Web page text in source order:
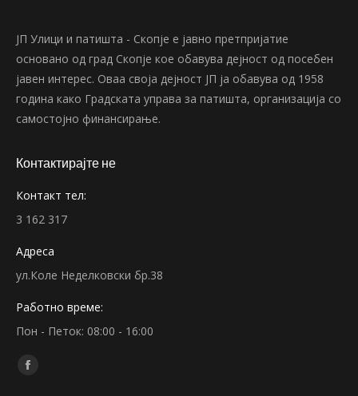
ЈП Улици и патишта - Скопје е јавно претпријатие
основано од град Скопје кое обавува дејност од посебен
јавен интерес. Оваа своја дејност ЈП ја обавува од 1958
година како Градската управа за патишта, организација со
самостојно финансирање.
Контактирајте не
Контакт тел:
3 162 317
Адреса
ул.Коле Неделковски бр.38
Работно време:
Пон - Петок: 08:00 - 16:00
Find us on:
Facebook